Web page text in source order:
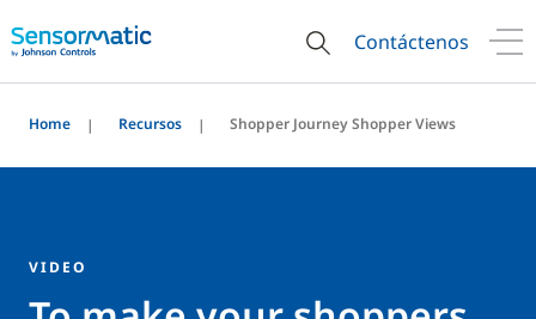
Contáctenos
Home Recursos Shopper Journey Shopper Views
VIDEO